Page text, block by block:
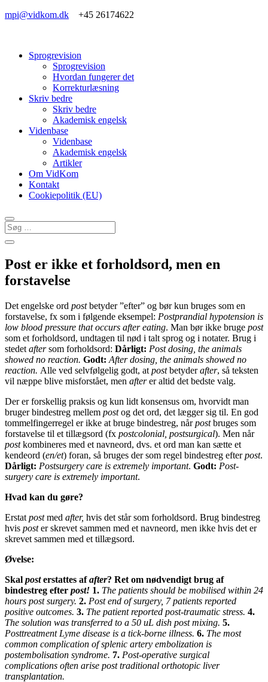
mpi@vidkom.dk +45 26174622
Sprogrevision
Sprogrevision
Hvordan fungerer det
Korrekturlæsning
Skriv bedre
Skriv bedre
Akademisk engelsk
Videnbase
Videnbase
Akademisk engelsk
Artikler
Om VidKom
Kontakt
Cookiepolitik (EU)
Post er ikke et forholdsord, men en
forstavelse
Det engelske ord postbetyder ”efter” og bør kun bruges som en
forstavelse, fx som i følgende eksempel: Postprandial hypotension is
low blood pressure that occurs after eating. Man bør ikke bruge post
som et forholdsord, undtagen til nød i talt sprog og i notater. Brug i
stedet aftersom forholdsord: Dårligt: Post dosing, the animals
showed no reaction. Godt: After dosing, the animals showed no
reaction. Alle ved selvfølgelig godt, at postbetyderafter, så teksten
vil næppe blive misforstået, men afterer altid det bedste valg.
Der er forskellig praksis og kun lidt konsensus om, hvorvidt man
bruger bindestreg mellem postog det ord, det lægger sig til. En god
tommelfingerregel er ikke at bruge bindestreg, nårpostbruges som
forstavelse til et tillægsord (fx postcolonial, postsurgical). Men når
postkombineres med et navneord, dvs. et ord man kan sætte et
kendeord (en/et) foran, så bruges der som regel bindestreg efterpost.
Dårligt: Postsurgery care is extremely important. Godt: Post-
surgery care is extremely important.
Hvad kan du gøre?
Erstat postmed after, hvis det står som forholdsord. Brug bindestreg
hvis poster skrevet sammen med et navneord, men ikke hvis det er
skrevet sammen med et tillægsord.
Øvelse:
Skal posterstattes afafter? Ret om nødvendigt brug af
bindestreg efter post! 1. The patients should be mobilised within 24
hours post surgery. 2. Post end of surgery, 7 patients reported
positive outcomes. 3. The patient reported post-traumatic stress. 4.
The solution was transferred to a 50 uL dish post mixing. 5.
Posttreatment Lyme disease is a tick-borne illness. 6. The most
common complication of splenic artery embolization is
postembolisation syndrome. 7. Post-operative surgical
complications often arise post traditional orthotopic liver
transplantation.